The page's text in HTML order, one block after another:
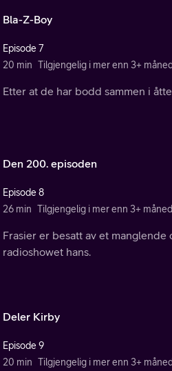
Bla-Z-Boy
Episode 7
20 min Tilgjengelig i mer enn 3+
Etter at de har bodd sammen i
Den 200. episoden
Episode 8
26 min Tilgjengelig i mer enn 3+
Frasier er besatt av et
radioshowet hans.
Deler Kirby
Episode 9
20 min Tilgjengelig i mer enn 3+